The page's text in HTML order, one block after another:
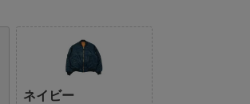
ネイビー